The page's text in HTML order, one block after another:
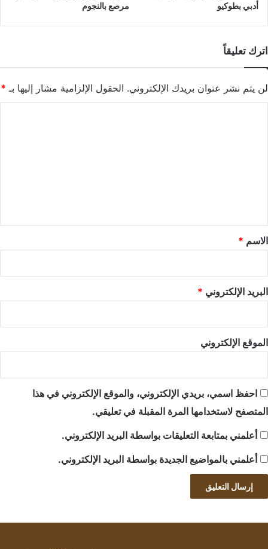
أدبي بطوكيو
مرصع بالنجوم
اترك تعليقاً
لن يتم نشر عنوان بريدك الإلكتروني. الحقول الإلزامية مشار إليها بـ *
*
الاسم *
البريد الإلكتروني *
الموقع الإلكتروني
احفظ اسمي، بريدي الإلكتروني، والموقع الإلكتروني في هذا
المتصفح لاستخدامها المرة المقبلة في تعليقي.
أعلمني بمتابعة التعليقات بواسطة البريد الإلكتروني.
أعلمني بالمواضيع الجديدة بواسطة البريد الإلكتروني.